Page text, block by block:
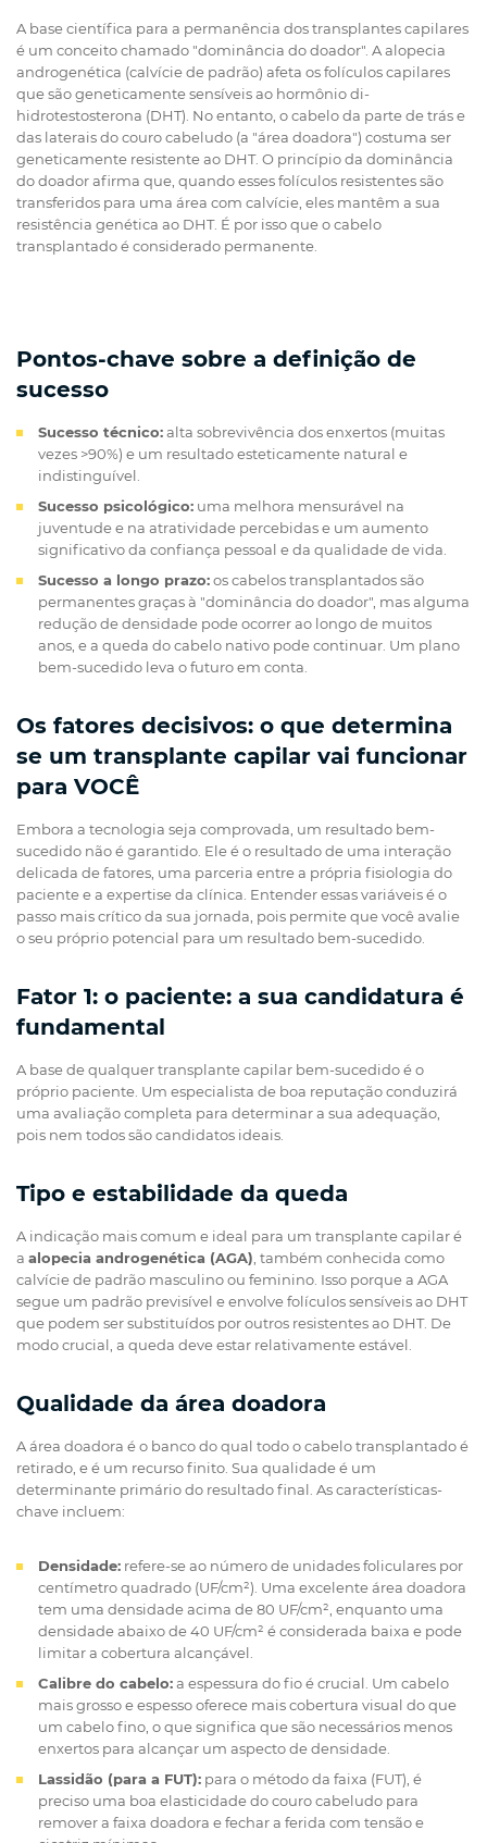
A base científica para a permanência dos transplantes capilares
é um conceito chamado "dominância do doador". A alopecia
androgenética (calvície de padrão) afeta os folículos capilares
que são geneticamente sensíveis ao hormônio di-
hidrotestosterona (DHT). No entanto, o cabelo da parte de trás e
das laterais do couro cabeludo (a "área doadora") costuma ser
geneticamente resistente ao DHT. O princípio da dominância
do doador afirma que, quando esses folículos resistentes são
transferidos para uma área com calvície, eles mantêm a sua
resistência genética ao DHT. É por isso que o cabelo
transplantado é considerado permanente.
Pontos-chave sobre a definição de
sucesso
Sucesso técnico:alta sobrevivência dos enxertos (muitas
vezes >90%) e um resultado esteticamente natural e
indistinguível.
Sucesso psicológico: uma melhora mensurável na
juventude e na atratividade percebidas e um aumento
significativo da confiança pessoal e da qualidade de vida.
Sucesso a longo prazo:os cabelos transplantados são
permanentes graças à "dominância do doador", mas alguma
redução de densidade pode ocorrer ao longo de muitos
anos, e a queda do cabelo nativo pode continuar. Um plano
bem-sucedido leva o futuro em conta.
Os fatores decisivos: o que determina
se um transplante capilar vai funcionar
para VOCÊ
Embora a tecnologia seja comprovada, um resultado bem-
sucedido não é garantido. Ele é o resultado de uma interação
delicada de fatores, uma parceria entre a própria fisiologia do
paciente e a expertise da clínica. Entender essas variáveis é o
passo mais crítico da sua jornada, pois permite que você avalie
o seu próprio potencial para um resultado bem-sucedido.
Fator 1: o paciente: a sua candidatura é
fundamental
A base de qualquer transplante capilar bem-sucedido é o
próprio paciente. Um especialista de boa reputação conduzirá
uma avaliação completa para determinar a sua adequação,
pois nem todos são candidatos ideais.
Tipo e estabilidade da queda
A indicação mais comum e ideal para um transplante capilar é
a alopecia androgenética (AGA) , também conhecida como
calvície de padrão masculino ou feminino. Isso porque a AGA
segue um padrão previsível e envolve folículos sensíveis ao DHT
que podem ser substituídos por outros resistentes ao DHT. De
modo crucial, a queda deve estar relativamente estável.
Qualidade da área doadora
A área doadora é o banco do qual todo o cabelo transplantado é
retirado, e é um recurso finito. Sua qualidade é um
determinante primário do resultado final. As características-
chave incluem:
Densidade: refere-se ao número de unidades foliculares por
centímetro quadrado (UF/cm²). Uma excelente área doadora
tem uma densidade acima de 80 UF/cm², enquanto uma
densidade abaixo de 40 UF/cm² é considerada baixa e pode
limitar a cobertura alcançável.
Calibre do cabelo:a espessura do fio é crucial. Um cabelo
mais grosso e espesso oferece mais cobertura visual do que
um cabelo fino, o que significa que são necessários menos
enxertos para alcançar um aspecto de densidade.
Lassidão (para a FUT): para o método da faixa (FUT), é
preciso uma boa elasticidade do couro cabeludo para
remover a faixa doadora e fechar a ferida com tensão e